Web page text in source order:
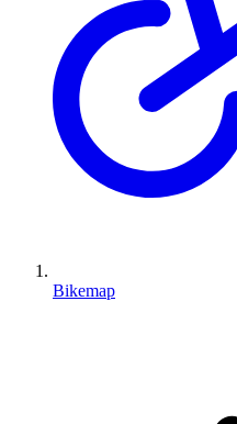
Bikemap